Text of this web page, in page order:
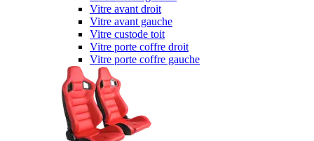
Vitre avant droit
Vitre avant gauche
Vitre custode toit
Vitre porte coffre droit
Vitre porte coffre gauche